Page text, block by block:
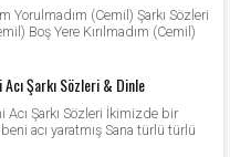
Yorulmadım (Cemil) Şarkı Sözleri
Boş Yere Kırılmadım (Cemil)
Şarkı Sözleri & Dinle
Acı Şarkı Sözleri İkimizde bir
acı yaratmış Sana türlü türlü